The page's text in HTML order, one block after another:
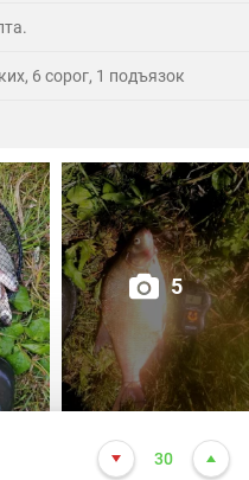
6 сорог, 1 подъязок
5
30